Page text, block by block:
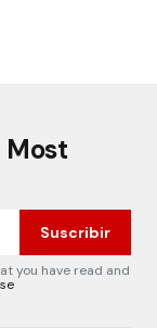
Most
Suscribir
you have read and